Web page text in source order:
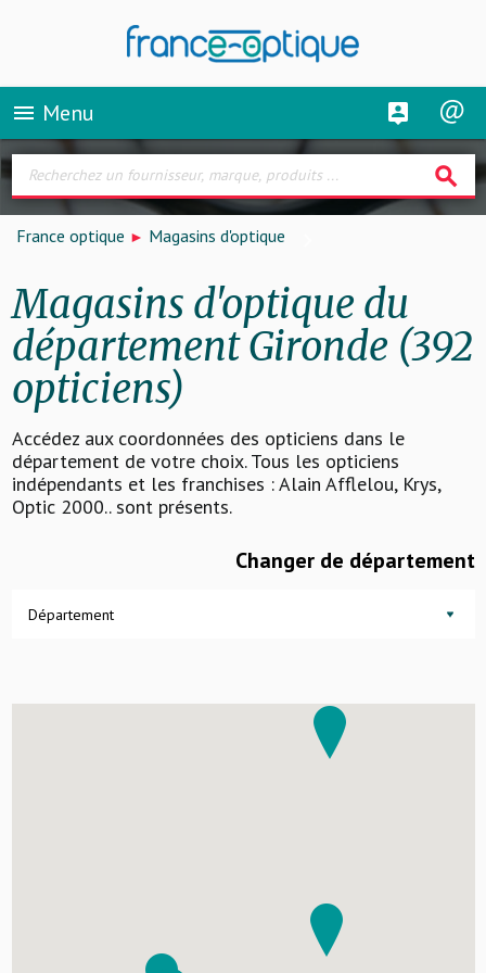
menu Menu
search
France optique Magasins d'optique
Magasins d'optique du
département Gironde (392
opticiens)
Accédez aux coordonnées des opticiens dans le
département de votre choix. Tous les opticiens
indépendants et les franchises : Alain Afflelou, Krys,
Optic 2000.. sont présents.
Changer de département
Département